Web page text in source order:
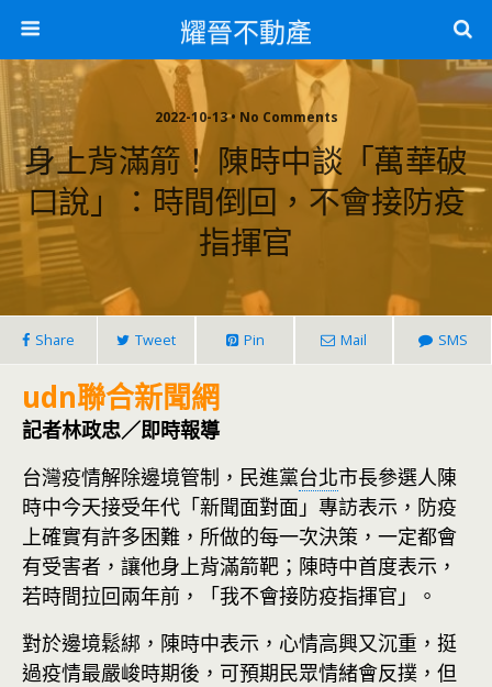
耀晉不動產
2022-10-13 • No Comments
身上背滿箭！ 陳時中談「萬華破
口說」：時間倒回，不會接防疫
指揮官
Share Tweet Pin Mail SMS
udn聯合新聞網
記者林政忠／即時報導
台灣疫情解除邊境管制，民進黨台北市長參選人陳
時中今天接受年代「新聞面對面」專訪表示，防疫
上確實有許多困難，所做的每一次決策，一定都會
有受害者，讓他身上背滿箭靶；陳時中首度表示，
若時間拉回兩年前，「我不會接防疫指揮官」。
對於邊境鬆綁，陳時中表示，心情高興又沉重，挺
過疫情最嚴峻時期後，可預期民眾情緒會反撲，但